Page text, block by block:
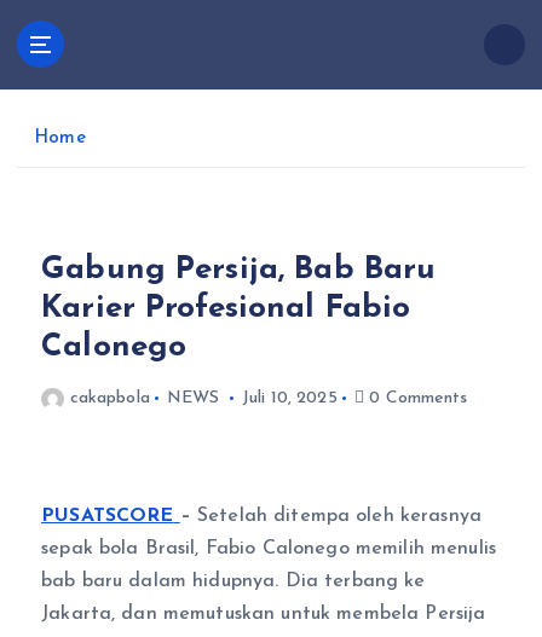
Home
Gabung Persija, Bab Baru
Karier Profesional Fabio
Calonego
cakapbola NEWS Juli 10, 2025 0 Comments
PUSATSCORE – Setelah ditempa oleh kerasnya
sepak bola Brasil, Fabio Calonego memilih menulis
bab baru dalam hidupnya. Dia terbang ke
Jakarta, dan memutuskan untuk membela Persija